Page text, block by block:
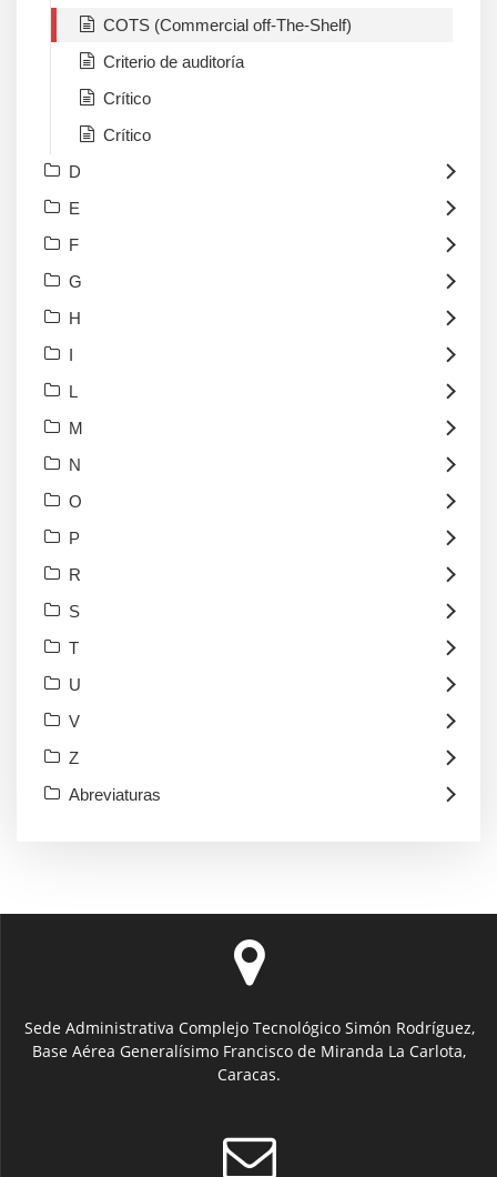
COTS (Commercial off-The-Shelf)
Criterio de auditoría
Crítico
Crítico
D
E
F
G
H
I
L
M
N
O
P
R
S
T
U
V
Z
Abreviaturas
Sede Administrativa Complejo Tecnológico Simón Rodríguez,
Base Aérea Generalísimo Francisco de Miranda La Carlota,
Caracas.